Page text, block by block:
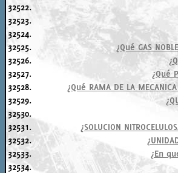
32522.
32523.
32524.
32525.
¿Qué GAS
32526.
32527.
¿Qué
32528.
¿Qué RAMA DE LA
32529.
32530.
32531.
¿SOLUCION
32532.
32533.
¿En
32534.